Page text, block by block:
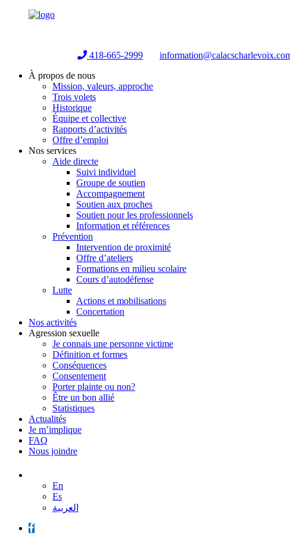
418-665-2999
À propos de nous
Mission, valeurs, approche
Trois volets
Historique
Équipe et collective
Rapports d’activités
Offre d’emploi
Nos services
Aide directe
Suivi individuel
Groupe de soutien
Accompagnement
Soutien aux proches
Soutien pour les professionnels
Information et références
Prévention
Intervention de proximité
Offre d’ateliers
Formations en milieu scolaire
Cours d’autodéfense
Lutte
Actions et mobilisations
Concertation
Nos activités
Agression sexuelle
Je connais une personne victime
Définition et formes
Conséquences
Consentement
Porter plainte ou non?
Être un bon allié
Statistiques
Actualités
Je m’implique
FAQ
Nous joindre
En
Es
العربية